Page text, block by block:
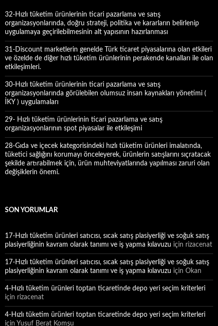
32-Hızlı tüketim ürünlerinin ticari pazarlama ve satış
organizasyonlarında, doğru strateji, politika ve kararların belirlenip
uygulamaya geçirilebilmesinin alt yapısının hazırlanması
31-Discount marketlerin genelde Türk ticaret piyasalarına olan etkileri
ve özelde de diğer hızlı tüketim ürünlerinin perakende kanalları ile olan
etkileşimleri.
30-Hızlı tüketim ürünlerinin ticari pazarlama ve satış
organizasyonlarında görülebilen olumsuz insan kaynakları yönetimi (
İKY ) uygulamaları
29- Hızlı tüketim ürünlerinin ticari pazarlama ve satış
organizasyonlarının spot piyasalar ile etkileşimi
28-Gıda ve içecek kategorisindeki hızlı tüketim ürünleri imalatında,
tüketici sağlığını korumayı önceleyerek, ürünlerin satışlarını sıçratacak
şekilde artırabilmek için, ürün muhteviyatlarında yapılması zaruri olan
değişiklerin önemi.
SON YORUMLAR
17-Hızlı tüketim ürünleri satıcısı, sıcak satış plasiyerliği ve soğuk satış
plasiyerliğinin kavram olarak tanımı ve iş yapma kılavuzu için rizacenat
17-Hızlı tüketim ürünleri satıcısı, sıcak satış plasiyerliği ve soğuk satış
plasiyerliğinin kavram olarak tanımı ve iş yapma kılavuzu için Okan
4-Hızlı tüketim ürünleri toptan ticaretinde depo yeri seçim kriterleri
için rizacenat
4-Hızlı tüketim ürünleri toptan ticaretinde depo yeri seçim kriterleri
için Yusuf Berat Komşu